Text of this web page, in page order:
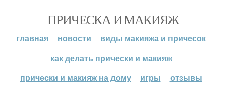
ПРИЧЕСКА И МАКИЯЖ
главная новости
виды макияжа и причесок
как делать прически и макияж
прически и макияж на дому
игры отзывы